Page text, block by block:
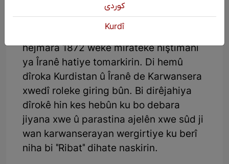
Kerwanseraya Tacawa
hejmara 1872 weke mîrateke nîştimanî
ya Îranê hatiye tomarkirin. Di hemû
dîroka Kurdistan û Îranê de Karwansera
xwedî roleke giring bûn. Bi dirêjahiya
dîrokê hin kes hebûn ku bo debara
jiyana xwe û parastina ajelên xwe sûd ji
wan karwanserayan wergirtiye ku berî
niha bi "Ribat" dihate naskirin.
كوردی
Kurdî